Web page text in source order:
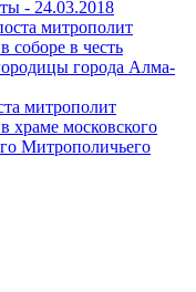
- 24.03.2018
митрополит
соборе в честь
города Алма-
митрополит
храме московского
Митрополичьего